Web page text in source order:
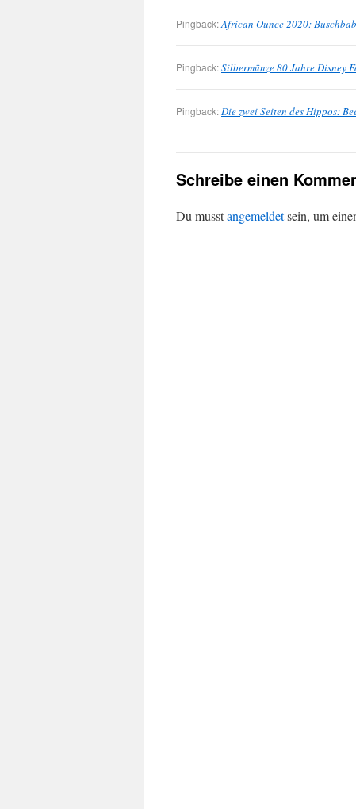
Pingback:African Ounce 2020:
Pingback:Silbermünze 80 Jahre Disney
Pingback:Die zwei Seiten des Hippos:
Schreibe einen
Du musstangemeldetsein, um